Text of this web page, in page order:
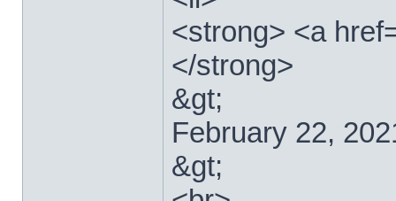
<strong> <a
</strong>
&gt;
February 22,
&gt;